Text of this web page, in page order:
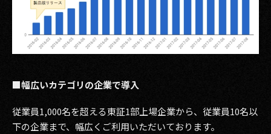
■幅広いカテゴリの企業で導入
従業員1,000名を超える東証1部上場企業から、従業員10名以
下の企業まで、幅広くご利用いただいております。